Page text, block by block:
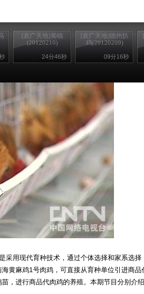
[农广天地]蜀锦
(20120210)
24分46秒
[农广天地]德州扒
鸡(20120209)
09分16秒
用现代育种技术，通过个体选择和家系选择
黄麻鸡1号肉鸡，可直接从育种单位引进商品
，进行商品代肉鸡的养殖。本期节目分别介